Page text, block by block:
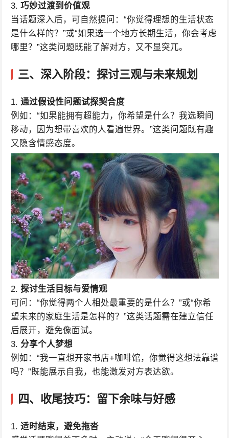
3. 巧妙过渡到价值观
当话题深入后，可自然提问：“你觉得理想的生活状态
是什么样的？”或“如果选一个地方长期生活，你会考虑
哪里？”这类问题既能了解对方，又不显突兀。
三、 深入阶段：探讨三观与未来规划
1. 通过假设性问题试探契合度
例如：“如果能拥有超能力，你希望是什么？我选瞬间
移动，因为想带喜欢的人看遍世界。”这类问题既有趣
又隐含情感态度。
2. 探讨生活目标与爱情观
可问：“你觉得两个人相处最重要的是什么？”或“你希
望未来的家庭生活是怎样的？”这类话题需在建立信任
后展开，避免像面试。
3. 分享个人梦想
例如：“我一直想开家书店+咖啡馆，你觉得这想法靠谱
吗？”既能展示自我，也能激发对方表达欲。
四、 收尾技巧：留下余味与好感
1. 适时结束，避免拖沓